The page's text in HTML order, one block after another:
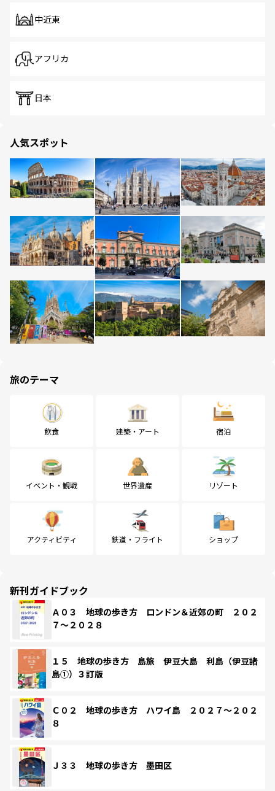
中近東
アフリカ
日本
人気スポット
旅のテーマ
飲食 建築・アート 宿泊
イベント・観戦 世界遺産 リゾート
アクティビティ 鉄道・フライト ショップ
新刊ガイドブック
Ａ０３ 地球の歩き方 ロンドン＆近郊の町 ２０２
７～２０２８
１５ 地球の歩き方 島旅 伊豆大島 利島（伊豆諸
島①）３訂版
Ｃ０２ 地球の歩き方 ハワイ島 ２０２７～２０２
８
Ｊ３３ 地球の歩き方 墨田区